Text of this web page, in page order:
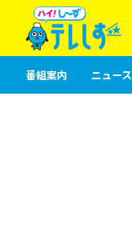
番組案内 ニュース